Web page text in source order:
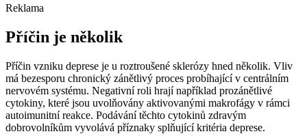
Reklama
Příčin je několik
Příčin vzniku deprese je u roztroušené sklerózy hned několik. Vliv
má bezesporu chronický zánětlivý proces probíhající v centrálním
nervovém systému. Negativní roli hrají například prozánětlivé
cytokiny, které jsou uvolňovány aktivovanými makrofágy v rámci
autoimunitní reakce. Podávání těchto cytokinů zdravým
dobrovolníkům vyvolává příznaky splňující kritéria deprese.